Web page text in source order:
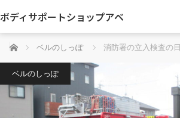
ボディサポートショップアベ
ホーム ベルのしっぽ 消防署の立入検査の日
ベルのしっぽ